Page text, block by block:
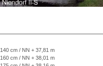
140 cm / NN + 37,81 m
160 cm / NN + 38,01 m